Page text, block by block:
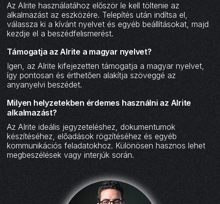
Az AIrite használatához először le kell töltenie az
alkalmazást az eszközére. Telepítés után indítsa el,
válassza ki a kívánt nyelvet és egyéb beállításokat, majd
kezdje el a beszédfelismerést.
Támogatja az AIrite a magyar nyelvet?
Igen, az AIrite kifejezetten támogatja a magyar nyelvet,
így pontosan és érthetően alakítja szöveggé az
anyanyelvi beszédet.
Milyen helyzetekben érdemes használni az AIrite
alkalmazást?‍
Az AIrite ideális jegyzeteléshez, dokumentumok
készítéséhez, előadások rögzítéséhez és egyéb
kommunikációs feladatokhoz. Különösen hasznos lehet
megbeszélések vagy interjúk során.